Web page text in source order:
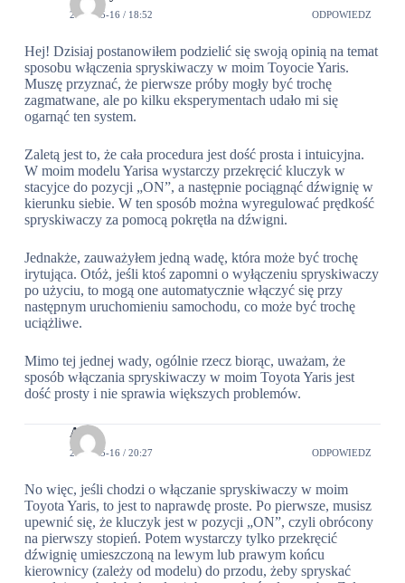
2024-05-16 / 18:52 ODPOWIEDZ
Hej! Dzisiaj postanowiłem podzielić się swoją opinią na temat
sposobu włączenia spryskiwaczy w moim Toyocie Yaris.
Muszę przyznać, że pierwsze próby mogły być trochę
zagmatwane, ale po kilku eksperymentach udało mi się
ogarnąć ten system.
Zaletą jest to, że cała procedura jest dość prosta i intuicyjna.
W moim modelu Yarisa wystarczy przekręcić kluczyk w
stacyjce do pozycji „ON”, a następnie pociągnąć dźwignię w
kierunku siebie. W ten sposób można wyregulować prędkość
spryskiwaczy za pomocą pokrętła na dźwigni.
Jednakże, zauważyłem jedną wadę, która może być trochę
irytująca. Otóż, jeśli ktoś zapomni o wyłączeniu spryskiwaczy
po użyciu, to mogą one automatycznie włączyć się przy
następnym uruchomieniu samochodu, co może być trochę
uciążliwe.
Mimo tej jednej wady, ogólnie rzecz biorąc, uważam, że
sposób włączania spryskiwaczy w moim Toyota Yaris jest
dość prosty i nie sprawia większych problemów.
Ada
2024-05-16 / 20:27 ODPOWIEDZ
No więc, jeśli chodzi o włączanie spryskiwaczy w moim
Toyota Yaris, to jest to naprawdę proste. Po pierwsze, musisz
upewnić się, że kluczyk jest w pozycji „ON”, czyli obrócony
na pierwszy stopień. Potem wystarczy tylko przekręcić
dźwignię umieszczoną na lewym lub prawym końcu
kierownicy (zależy od modelu) do przodu, żeby spryskać